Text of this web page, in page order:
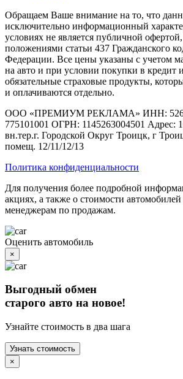
Обращаем Ваше внимание на то, что
исключительно информационный
условиях не является публичной
положениями статьи 437 Гражданского
Федерации. Все цены указаны с учетом
на авто и при условии покупки в кредит
обязательные страховые продукты,
и оплачиваются отдельно.
ООО «ПРЕМИУМ РЕКЛАМА» ИНН:
775101001 ОГРН: 1145263004501 Адрес:
вн.тер.г. Городской Округ Троицк, г
помещ. 12/11/12/13
Политика конфиденциальности
Для получения более подробной
акциях, а также о стоимости
менеджерам по продажам.
Оценить автомобиль
×
Выгодный обмен
старого авто на новое!
Узнайте стоимость в два шага
Узнать стоимость
×